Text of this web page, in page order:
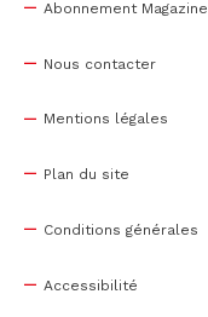
Abonnement Magazine
Nous contacter
Mentions légales
Plan du site
Conditions générales
Accessibilité